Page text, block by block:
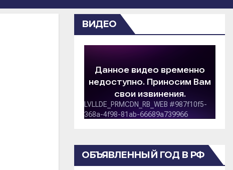
ВИДЕО
ОБЪЯВЛЕННЫЙ ГОД В РФ